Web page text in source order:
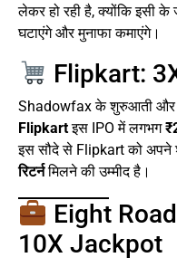
लेकर हो रही है, क्योंकि इसी
घटाएंगे और मुनाफा कमाएंगे।
Flipkart: 3X
Shadowfax के शुरुआती और
Flipkartइस IPO में लगभग
इस सौदे से Flipkart को अपने
रिटर्नमिलने की उम्मीद है।
Eight
10X Jackpot